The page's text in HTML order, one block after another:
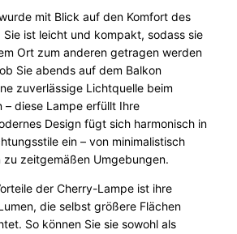
mit Blick auf den Komfort des
ist leicht und kompakt, sodass sie
Ort zum anderen getragen werden
Sie abends auf dem Balkon
zuverlässige Lichtquelle beim
– diese Lampe erfüllt Ihre
Design fügt sich harmonisch in
ein – von minimalistisch
zu zeitgemäßen Umgebungen.
der Cherry-Lampe ist ihre
die selbst größere Flächen
So können Sie sie sowohl als